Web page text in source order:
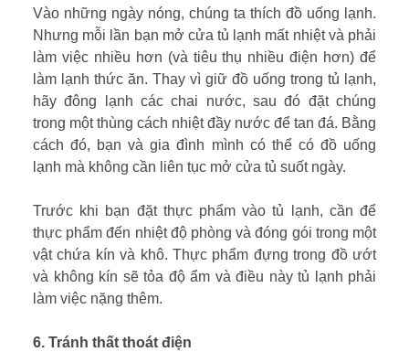
Vào những ngày nóng, chúng ta thích đồ uống lạnh.
Nhưng mỗi lần bạn mở cửa tủ lạnh mất nhiệt và phải
làm việc nhiều hơn (và tiêu thụ nhiều điện hơn) để
làm lạnh thức ăn. Thay vì giữ đồ uống trong tủ lạnh,
hãy đông lạnh các chai nước, sau đó đặt chúng
trong một thùng cách nhiệt đầy nước để tan đá. Bằng
cách đó, bạn và gia đình mình có thể có đồ uống
lạnh mà không cần liên tục mở cửa tủ suốt ngày.
Trước khi bạn đặt thực phẩm vào tủ lạnh, cần để
thực phẩm đến nhiệt độ phòng và đóng gói trong một
vật chứa kín và khô. Thực phẩm đựng trong đồ ướt
và không kín sẽ tỏa độ ẩm và điều này tủ lạnh phải
làm việc nặng thêm.
6. Tránh thất thoát điện